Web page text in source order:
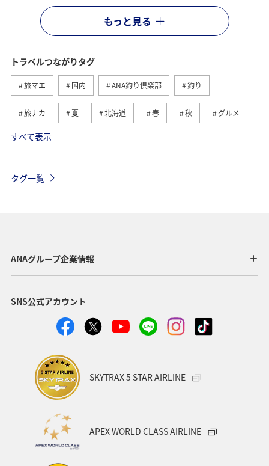
もっと見る
トラベルつながりタグ
旅マエ 国内 ANA釣り倶楽部 釣り
旅ナカ 夏 北海道 春 秋 グルメ
海 海外
マイルを貯める トラウト 北陸地方 福岡県
静岡県 ツアー
鹿児島県 栃木県 マダイ
家族旅行
中国地方 アメリカ
イワナ
アメリカ・カナダ・中南米
すべて表示
タグ一覧
ANAグループ企業情報
SNS公式アカウント
SKYTRAX 5 STAR AIRLINE
APEX WORLD CLASS AIRLINE